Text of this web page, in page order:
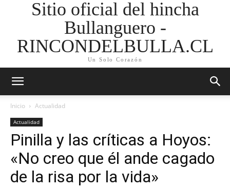
Sitio oficial del hincha
Bullanguero -
RINCONDELBULLA.CL
Un Solo Corazón
Inicio Actualidad
Actualidad
Pinilla y las críticas a Hoyos:
«No creo que él ande cagado
de la risa por la vida»